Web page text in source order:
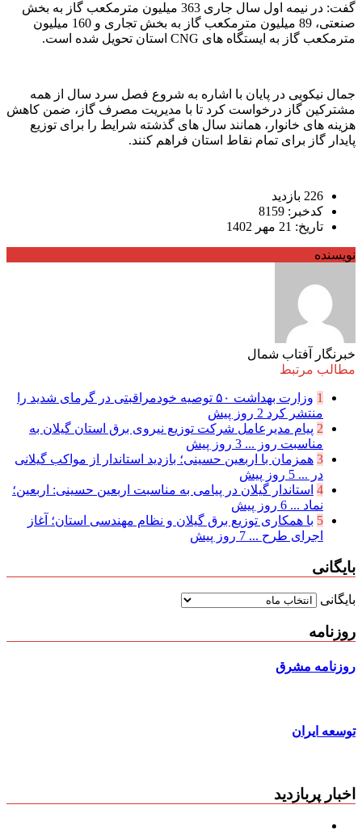
گفت: در نیمه اول سال جاری 363 میلیون مترمکعب گاز به بخش
صنعتی، 89 میلیون مترمکعب گاز به بخش تجاری و 160 میلیون
مترمکعب گاز به ایستگاه های CNG استان تحویل شده است.
جمال نیکویی در پایان با اشاره به شروع فصل سرد سال از همه
مشترکین گاز درخواست کرد تا با مدیریت مصرف گاز، ضمن کاهش
هزینه های خانوار، همانند سال های گذشته شرایط را برای توزیع
پایدار گاز برای تمام نقاط استان فراهم کنند.
226 بازدید
کدخبر: 8159
تاریخ: 21 مهر 1402
نویسنده
خبرنگار آفتاب شمال
مطالب مرتبط
1
وزارت بهداشت ۵۰ توصیه خودمراقبتی در گرمای شدید را
منتشر کرد 2 روز پیش
2 پیام مدیرعامل شركت توزیع نیروی برق استان گیلان به
مناسبت روز ... 3 روز پیش
3 همزمان با اربعین حسینی؛ بازدید استاندار از مواکب گیلانی
در ... 5 روز پیش
4 استاندار گیلان در پیامی به مناسبت اربعین حسینی: اربعین؛
نماد ... 6 روز پیش
5 با همکاری توزیع برق گیلان و نظام مهندسی استان؛ آغاز
اجرای طرح ... 7 روز پیش
بایگانی
بایگانی
روزنامه
روزنامه مشرق
توسعه ایران
اخبار پربازدید